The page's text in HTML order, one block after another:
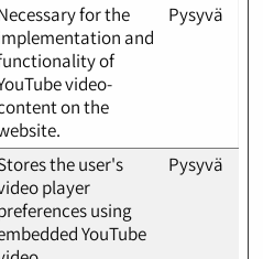
for the
and
of
video-
on the
Pysyvä
the user's
player
using
YouTube
Pysyvä